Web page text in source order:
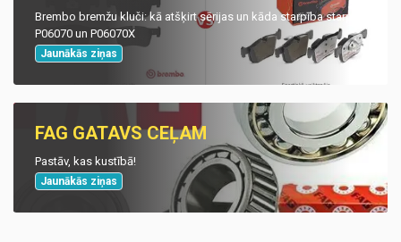
Brembo bremžu kluči: kā atšķirt sērijas un kāda starpība starp
P06070 un P06070X
Jaunākās ziņas
FAG GATAVS CEĻAM
Pastāv, kas kustībā!
Jaunākās ziņas